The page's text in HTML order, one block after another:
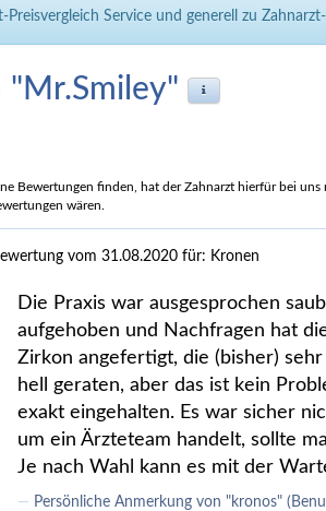
Preisvergleich Service und generell zu
"Mr.Smiley"
Bewertungen finden, hat der Zahnarzt hierfür bei
wären.
vom 31.08.2020für: Kronen
Die Praxis war ausgesprochen
aufgehoben und Nachfragen hat
Zirkon angefertigt, die (bisher)
hell geraten, aber das ist kein
exakt eingehalten. Es war sicher
um ein Ärzteteam handelt, sollte
Je nach Wahl kann es mit der
Persönliche Anmerkung von "kronos"